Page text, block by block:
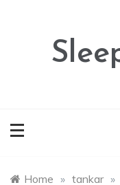
Home » tankar »